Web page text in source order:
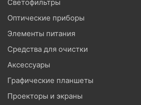
Светофильтры
Оптические приборы
Элементы питания
Средства для очистки
Аксессуары
Графические планшеты
Проекторы и экраны